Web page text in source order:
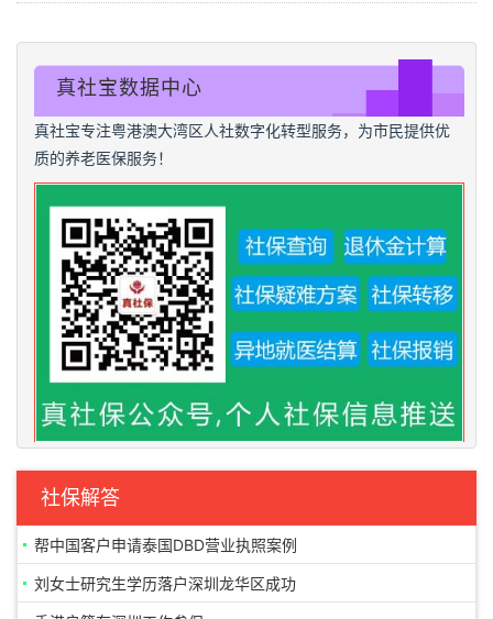
真社宝数据中心
真社宝专注粤港澳大湾区人社数字化转型服务，为市民提供优
质的养老医保服务！
社保解答
帮中国客户申请泰国DBD营业执照案例
刘女士研究生学历落户深圳龙华区成功